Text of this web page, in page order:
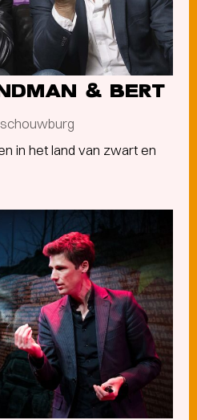
& BERT
in het land van zwart en